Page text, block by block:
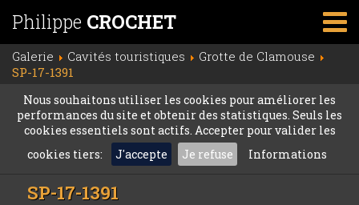
Philippe CROCHET
Galerie Cavités touristiques
Grotte de Clamouse
SP-17-1391
Nous souhaitons utiliser les cookies pour améliorer les
performances du site et obtenir des statistiques. Seuls les
cookies essentiels sont actifs. Accepter pour valider les
cookies tiers:
J'accepte Je refuse Informations
SP-17-1391